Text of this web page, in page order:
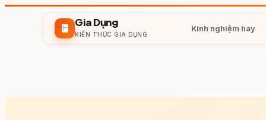
kitchen Gia Dụng
KIẾN THỨC GIA DỤNG
Kinh nghiệm hay